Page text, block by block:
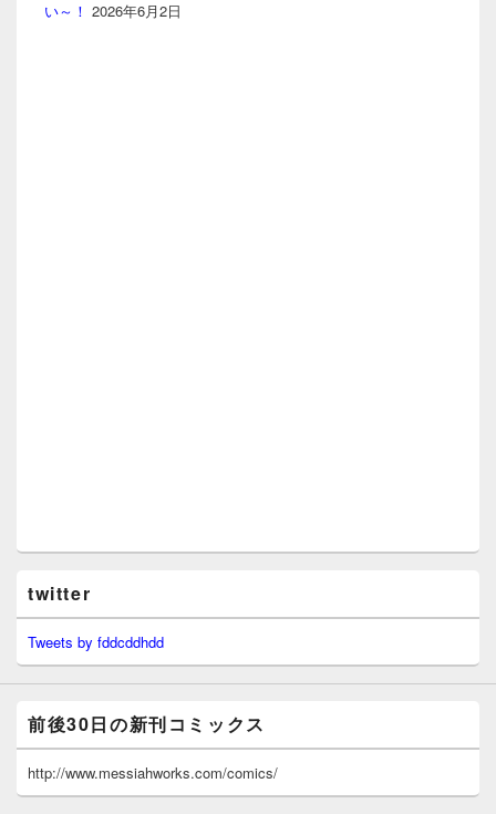
い～！ 2026年6月2日
twitter
Tweets by fddcddhdd
前後30日の新刊コミックス
http://www.messiahworks.com/comics/